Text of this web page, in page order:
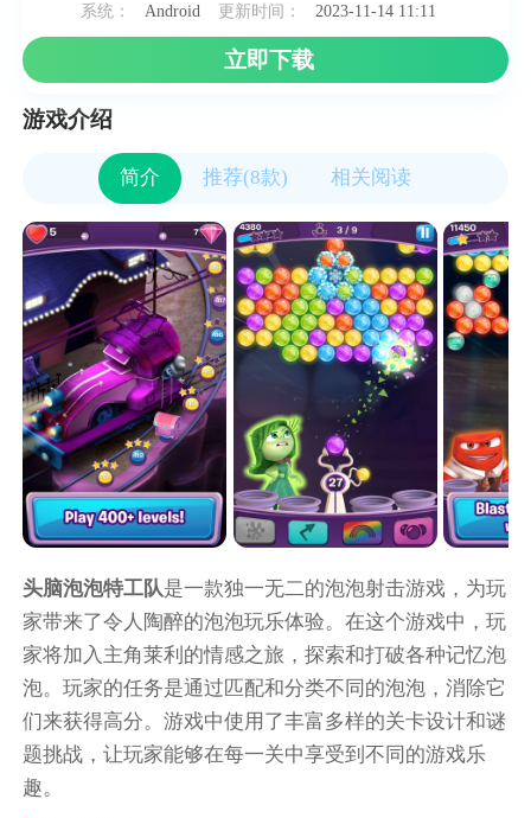
系统： Android 更新时间： 2023-11-14 11:11
立即下载
游戏介绍
简介 推荐(8款) 相关阅读
头脑泡泡特工队是一款独一无二的泡泡射击游戏，为玩
家带来了令人陶醉的泡泡玩乐体验。在这个游戏中，玩
家将加入主角莱利的情感之旅，探索和打破各种记忆泡
泡。玩家的任务是通过匹配和分类不同的泡泡，消除它
们来获得高分。游戏中使用了丰富多样的关卡设计和谜
题挑战，让玩家能够在每一关中享受到不同的游戏乐
趣。